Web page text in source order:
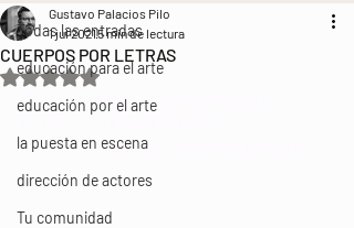
Todas las entradas
educación para el arte
educación por el arte
la puesta en escena
dirección de actores
Tu comunidad
CUERPOS POR LETRAS
Gustavo Palacios Pilo
1 jul 20215 min de lectura
Obtuvo NaN de 5 estrellas.
#literatura #libros#novelas
#audienciashispanas